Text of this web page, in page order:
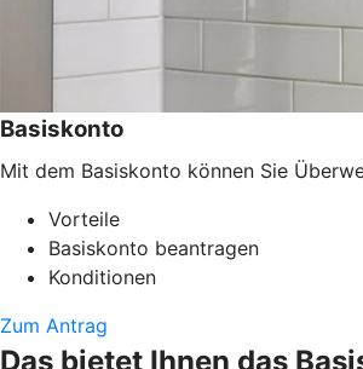
Basiskonto
Mit dem Basiskonto können Sie
Vorteile
Basiskonto beantragen
Konditionen
Zum Antrag
Das bietet Ihnen das